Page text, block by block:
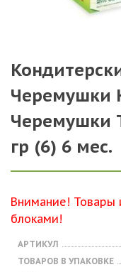
Черемушки
Черемушки
гр (6) 6 мес.
Внимание! Товары
блоками!
АРТИКУЛ
ТОВАРОВ В УПАКОВКЕ